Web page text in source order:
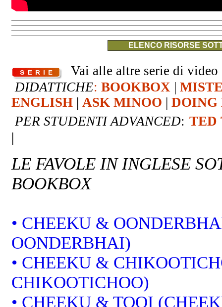
ELENCO RISORSE
Vai alle altre serie di
DIDATTICHE: BOOKBOX |
ENGLISH | ASK MINOO | DOING
PER STUDENTI ADVANCED: TED
|
LE FAVOLE IN INGLESE
BOOKBOX
• CHEEKU &
OONDERBHAI)
• CHEEKU &
CHIKOOTICHOO)
• CHEEKU & TOOI